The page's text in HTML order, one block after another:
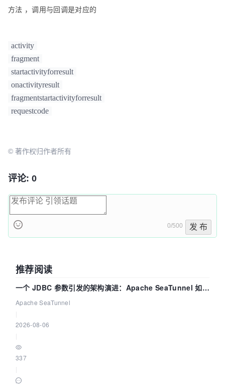
方法 ，调用与回调是对应的
activity
fragment
startactivityforresult
onactivityresult
fragmentstartactivityforresult
requestcode
© 著作权归作者所有
评论: 0
0/500 发 布
推荐阅读
一个 JDBC 参数引发的架构演进：Apache SeaTunnel 如何
解决数据同步中的“定时 Flush”难题
Apache SeaTunnel
2026-08-06
337